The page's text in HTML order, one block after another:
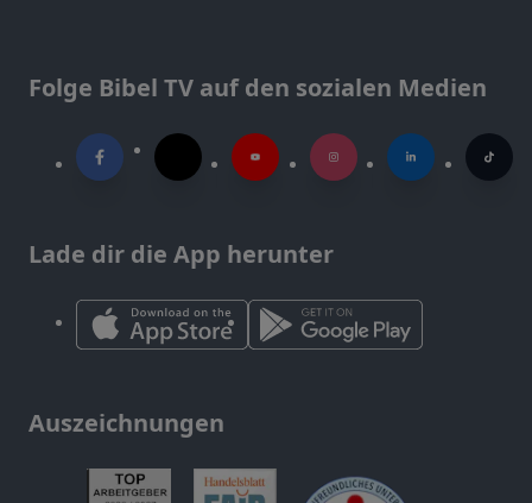
Folge Bibel TV auf den sozialen Medien
Lade dir die App herunter
Auszeichnungen